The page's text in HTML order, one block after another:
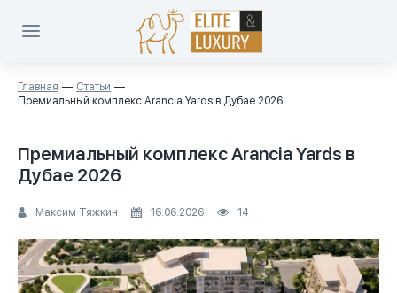
Главная
Статьи
Премиальный комплекс Arancia Yards в Дубае 2026
Премиальный комплекс Arancia Yards в
Дубае 2026
Максим Тяжкин 16.06.2026 14